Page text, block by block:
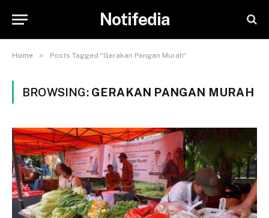
Notifedia
Home » Posts Tagged "Gerakan Pangan Murah"
BROWSING: GERAKAN PANGAN MURAH